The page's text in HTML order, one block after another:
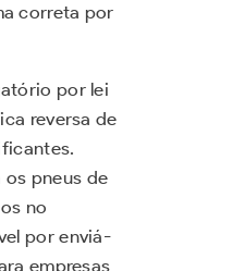
correta por
por lei
reversa de
pneus de
no
por enviá-
empresas